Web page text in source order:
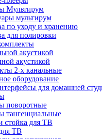
Мультирум
мультирум
по уходу и хранению
для полировки
акустикой
акустикой
2-х канальные
оборудование
для домашней
поворотные
тангенциальные
стойка для ТВ
ТВ